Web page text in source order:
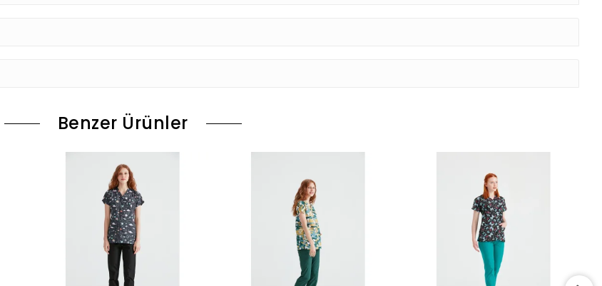
Benzer Ürünler